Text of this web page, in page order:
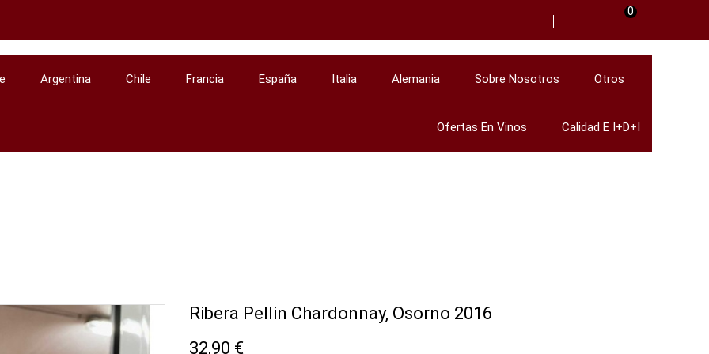
0
Argentina Chile Francia España Italia Alemania Sobre Nosotros Otros
Ofertas En Vinos Calidad E I+D+i
Ribera Pellin Chardonnay, Osorno 2016
32,90 €